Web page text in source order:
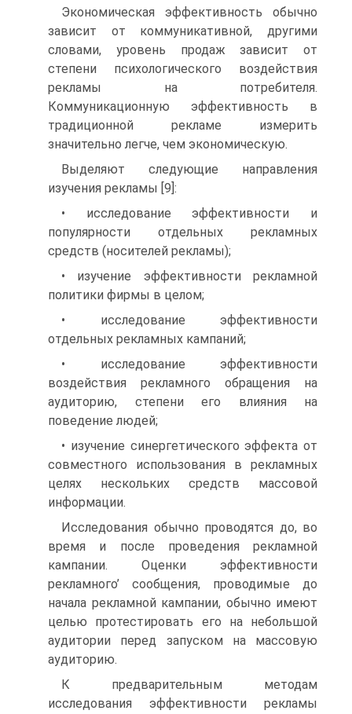
Экономическая эффективность обычно
зависит от коммуникативной, другими
словами, уровень продаж зависит от
степени психологического воздействия
рекламы на потребителя.
Коммуникационную эффективность в
традиционной рекламе измерить
значительно легче, чем экономическую.
Выделяют следующие направления
изучения рекламы [9]:
• исследование эффективности и
популярности отдельных рекламных
средств (носителей рекламы);
• изучение эффективности рекламной
политики фирмы в целом;
• исследование эффективности
отдельных рекламных кампаний;
• исследование эффективности
воздействия рекламного обращения на
аудиторию, степени его влияния на
поведение людей;
• изучение синергетического эффекта от
совместного использования в рекламных
целях нескольких средств массовой
информации.
Исследования обычно проводятся до, во
время и после проведения рекламной
кампании. Оценки эффективности
рекламного’ сообщения, проводимые до
начала рекламной кампании, обычно имеют
целью протестировать его на небольшой
аудитории перед запуском на массовую
аудиторию.
К предварительным методам
исследования эффективности рекламы